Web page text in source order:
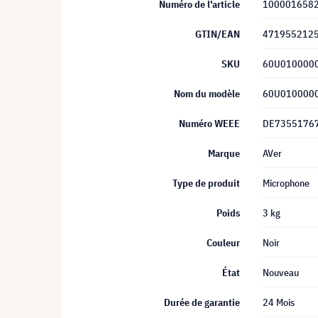
Numéro de l'article 1000016582
GTIN/EAN
SKU
Nom du modèle
Numéro WEEE
Marque AVer
Type de produit Microphone
Poids 3 kg
Couleur Noir
État Nouveau
Durée de garantie 24 Mois